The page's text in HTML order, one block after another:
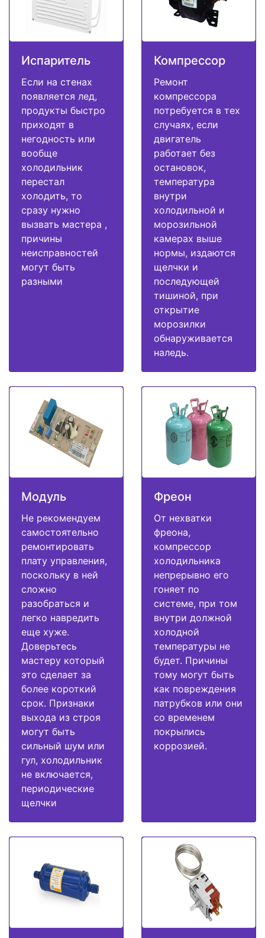
Испаритель
Если на стенах
появляется лед,
продукты быстро
приходят в
негодность или
вообще
холодильник
перестал
холодить, то
сразу нужно
вызвать мастера ,
причины
неисправностей
могут быть
разными
Компрессор
Ремонт
компрессора
потребуется в тех
случаях, если
двигатель
работает без
остановок,
температура
внутри
холодильной и
морозильной
камерах выше
нормы, издаются
щелчки и
последующей
тишиной, при
открытие
морозилки
обнаруживается
наледь.
Модуль
Не рекомендуем
самостоятельно
ремонтировать
плату управления,
поскольку в ней
сложно
разобраться и
легко навредить
еще хуже.
Доверьтесь
мастеру который
это сделает за
более короткий
срок. Признаки
выхода из строя
могут быть
сильный шум или
гул, холодильник
не включается,
периодические
щелчки
Фреон
От нехватки
фреона,
компрессор
холодильника
непрерывно его
гоняет по
системе, при том
внутри должной
холодной
температуры не
будет. Причины
тому могут быть
как повреждения
патрубков или они
со временем
покрылись
коррозией.